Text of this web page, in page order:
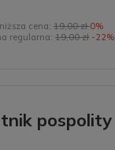
cena: 19,00 zł0%
regularna: 19,00 zł -22%
pospolity